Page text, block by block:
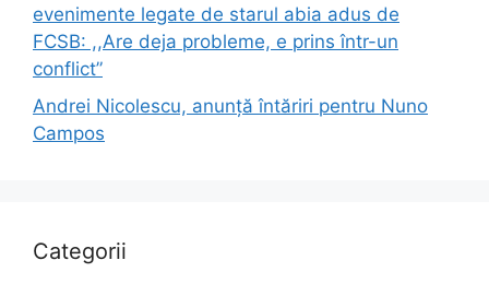
evenimente legate de starul abia adus de
FCSB: ,,Are deja probleme, e prins într-un
conflict”
Andrei Nicolescu, anunță întăriri pentru Nuno
Campos
Categorii